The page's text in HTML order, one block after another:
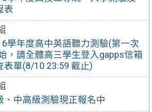
表
學年度高中英語聽力測驗(第一次
，請全體高三學生登入gapps信箱
表單(8/10 23:59 截止)
、中高級測驗現正報名中